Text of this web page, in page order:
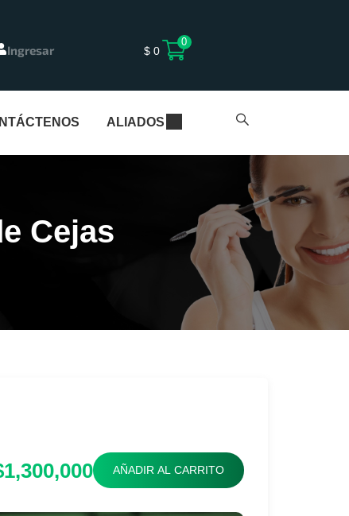
Ingresar $0
0
ALIADOS
Cejas
AÑADIR AL CARRITO